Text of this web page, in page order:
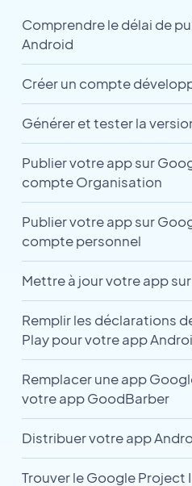
Comprendre le délai de
Android
Créer un compte
Générer et tester la
Publier votre app sur
compte Organisation
Publier votre app sur
compte personnel
Mettre à jour votre app
Remplir les déclarations
Play pour votre app
Remplacer une app
votre app GoodBarber
Distribuer votre app
Trouver le Google Project